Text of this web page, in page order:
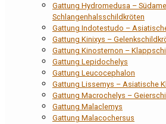
Gattung Hydromedusa –
Schlangenhalsschildkröten
Gattung Indotestudo –
Gattung Kinixys –
Gattung Kinosternon –
Gattung Lepidochelys
Gattung Leucocephalon
Gattung Lissemys – Asiatische
Gattung Macrochelys –
Gattung Malaclemys
Gattung Malacochersus